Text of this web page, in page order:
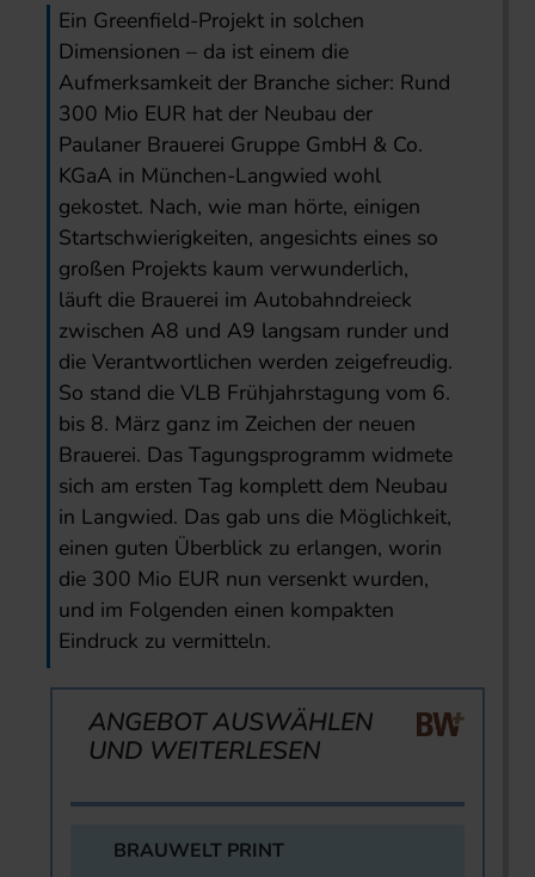
Ein Greenfield-Projekt in solchen
Dimensionen – da ist einem die
Aufmerksamkeit der Branche sicher: Rund
300 Mio EUR hat der Neubau der
Paulaner Brauerei Gruppe GmbH & Co.
KGaA in München-Langwied wohl
gekostet. Nach, wie man hörte, einigen
Startschwierigkeiten, angesichts eines so
großen Projekts kaum verwunderlich,
läuft die Brauerei im Autobahndreieck
zwischen A8 und A9 langsam runder und
die Verantwortlichen werden zeigefreudig.
So stand die VLB Frühjahrstagung vom 6.
bis 8. März ganz im Zeichen der neuen
Brauerei. Das Tagungsprogramm widmete
sich am ersten Tag komplett dem Neubau
in Langwied. Das gab uns die Möglichkeit,
einen guten Überblick zu erlangen, worin
die 300 Mio EUR nun versenkt wurden,
und im Folgenden einen kompakten
Eindruck zu vermitteln.
ANGEBOT AUSWÄHLEN
UND WEITERLESEN
BRAUWELT PRINT